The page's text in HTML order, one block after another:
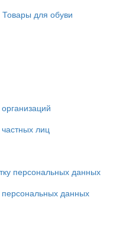
Товары для обуви
лиц
персональных данных
персональных данных